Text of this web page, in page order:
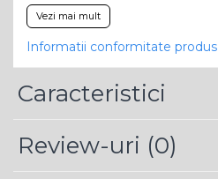
Vezi mai mult
Informatii conformitate produs
Caracteristici
Review-uri (0)